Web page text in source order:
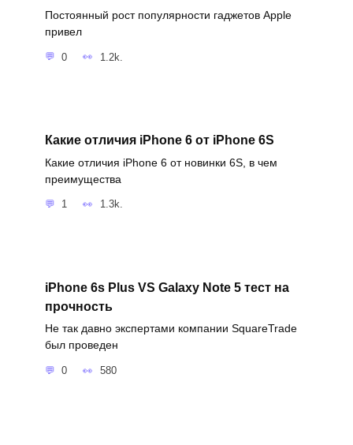
Постоянный рост популярности гаджетов Apple
привел
0 1.2k.
Какие отличия iPhone 6 от iPhone 6S
Какие отличия iPhone 6 от новинки 6S, в чем
преимущества
1 1.3k.
iPhone 6s Plus VS Galaxy Note 5 тест на
прочность
Не так давно экспертами компании SquareTrade
был проведен
0 580